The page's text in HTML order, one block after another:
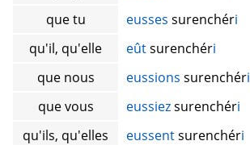
que tu
eusses surenchéri
qu'il, qu'elle
eûtsurenchéri
que nous
eussions surenchéri
que vous
eussiezsurenchéri
qu'ils, qu'elles
eussentsurenchéri